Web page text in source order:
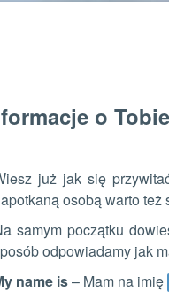
o Tobie
już jak się
osobą warto też
samym początku
odpowiadamy jak
name is– Mam na imię